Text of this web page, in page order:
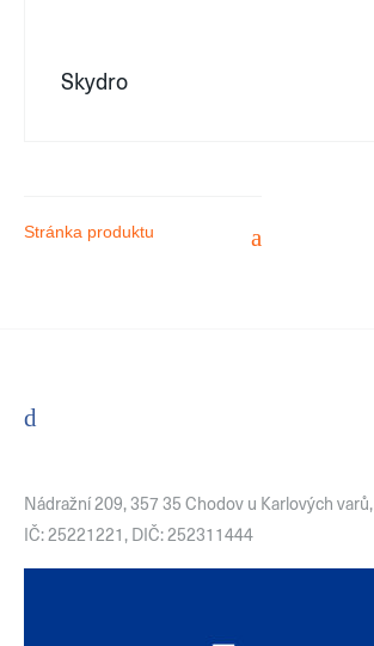
Stránka produktu
Skydro
Nádražní 209, 357 35 Chodov u Karlových varů,
IČ: 25221221, DIČ: 252311444